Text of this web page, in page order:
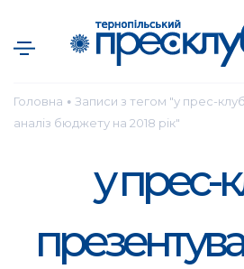
Головна ● Записи з тегом "у прес-
аналіз бюджету на 2018 рік"
у прес-